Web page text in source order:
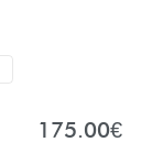
175.00€